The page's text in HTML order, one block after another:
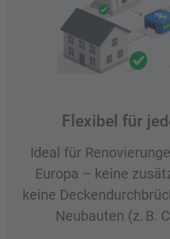
Flexibel für
Ideal für
Europa – keine
keine
Neubauten (z. B.